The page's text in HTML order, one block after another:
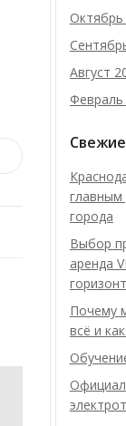
Октябрь
Август
Февраль
главным
города
Выбор
аренда
Почему
всё и